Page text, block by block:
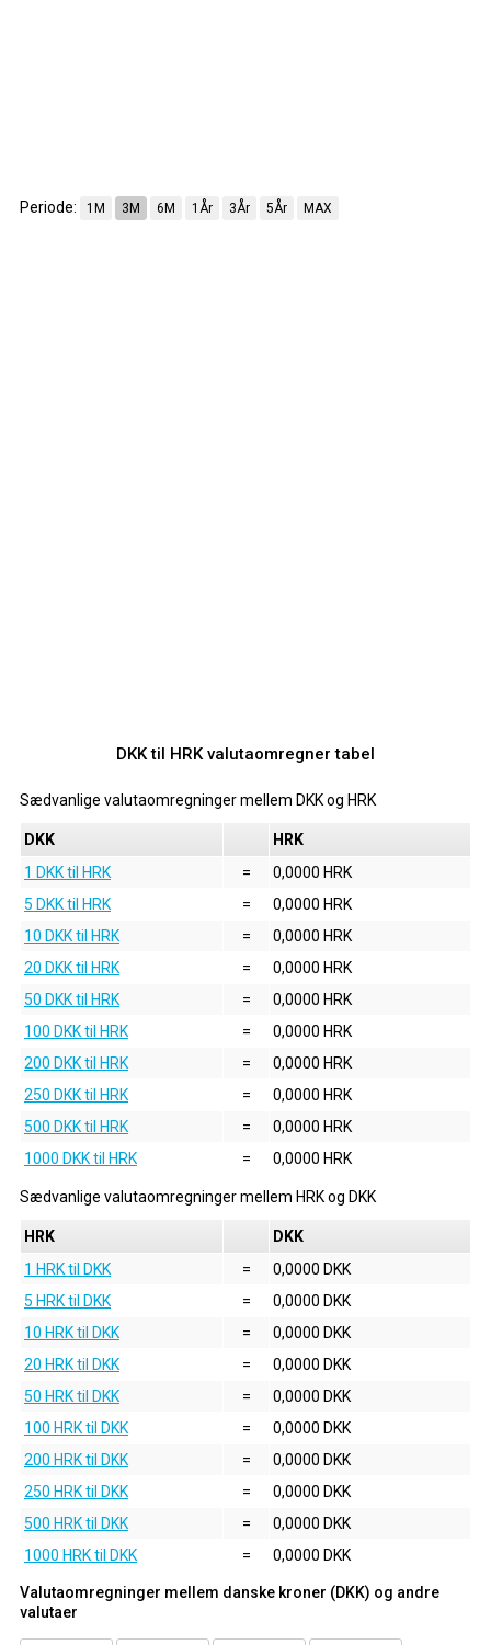
Periode: 1M 3M 6M 1År 3År 5År MAX
DKK til HRK valutaomregner tabel
Sædvanlige valutaomregninger mellem DKKog HRK
DKK
HRK
1 DKK til HRK
=
0,0000 HRK
5 DKK til HRK
=
0,0000 HRK
10 DKK til HRK
=
0,0000 HRK
20 DKK til HRK
=
0,0000 HRK
50 DKK til HRK
=
0,0000 HRK
100 DKK til HRK
=
0,0000 HRK
200 DKK til HRK
=
0,0000 HRK
250 DKK til HRK
=
0,0000 HRK
500 DKK til HRK
=
0,0000 HRK
1000 DKK til HRK
= 0,0000 HRK
Sædvanlige valutaomregninger mellem HRKog DKK
HRK
DKK
1 HRK til DKK
=
0,0000 DKK
5 HRK til DKK
=
0,0000 DKK
10 HRK til DKK
=
0,0000 DKK
20 HRK til DKK
=
0,0000 DKK
50 HRK til DKK
=
0,0000 DKK
100 HRK til DKK
=
0,0000 DKK
200 HRK til DKK
=
0,0000 DKK
250 HRK til DKK
=
0,0000 DKK
500 HRK til DKK
=
0,0000 DKK
1000 HRK til DKK
= 0,0000 DKK
Valutaomregninger mellem danske kroner (DKK) og andre
valutaer